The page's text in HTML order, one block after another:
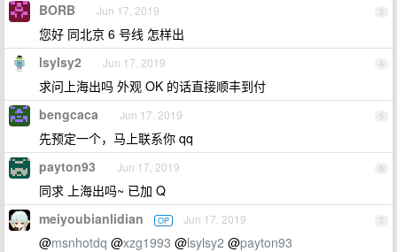
3
BORB Jun 17, 2019
您好 同北京 6 号线 怎样出
4
lsylsy2 Jun 17, 2019
求问上海出吗 外观 OK 的话直接顺丰到付
5
bengcaca Jun 17, 2019
先预定一个，马上联系你 qq
6
payton93 Jun 17, 2019
同求 上海出吗~ 已加 Q
7
meiyoubianlidian OP Jun 17, 2019
@msnhotdq @xzg1993 @lsylsy2 @payton93